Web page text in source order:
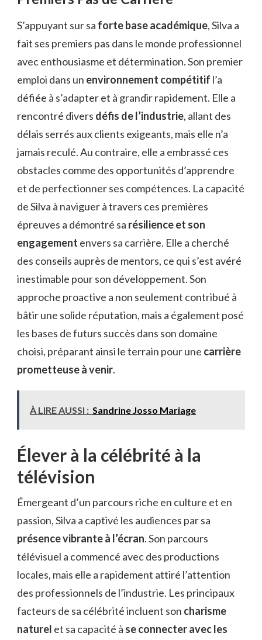
S’appuyant sur sa forte base académique, Silva a
fait ses premiers pas dans le monde professionnel
avec enthousiasme et détermination. Son premier
emploi dans un environnement compétitif l’a
défiée à s’adapter et à grandir rapidement. Elle a
rencontré divers défis de l’industrie, allant des
délais serrés aux clients exigeants, mais elle n’a
jamais reculé. Au contraire, elle a embrassé ces
obstacles comme des opportunités d’apprendre
et de perfectionner ses compétences. La capacité
de Silva à naviguer à travers ces premières
épreuves a démontré sa résilience et son
engagement envers sa carrière. Elle a cherché
des conseils auprès de mentors, ce qui s’est avéré
inestimable pour son développement. Son
approche proactive a non seulement contribué à
bâtir une solide réputation, mais a également posé
les bases de futurs succès dans son domaine
choisi, préparant ainsi le terrain pour une carrière
prometteuse à venir.
À LIRE AUSSI : Sandrine Josso Mariage
Élever à la célébrité à la
télévision
Émergeant d’un parcours riche en culture et en
passion, Silva a captivé les audiences par sa
présence vibrante à l’écran. Son parcours
télévisuel a commencé avec des productions
locales, mais elle a rapidement attiré l’attention
des professionnels de l’industrie. Les principaux
facteurs de sa célébrité incluent son charisme
naturel et sa capacité à se connecter avec les